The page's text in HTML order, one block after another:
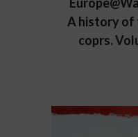
A history of
coprs.